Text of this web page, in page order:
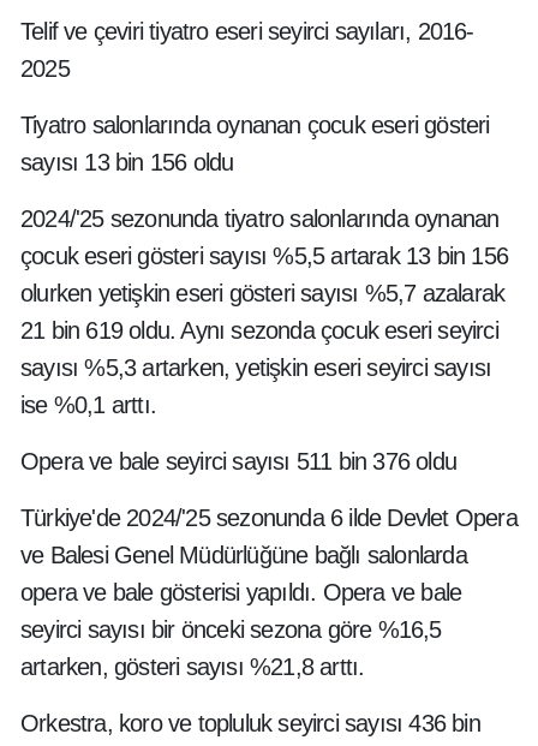
Telif ve çeviri tiyatro eseri seyirci sayıları, 2016-
2025
Tiyatro salonlarında oynanan çocuk eseri gösteri
sayısı 13 bin 156 oldu
2024/'25 sezonunda tiyatro salonlarında oynanan
çocuk eseri gösteri sayısı %5,5 artarak 13 bin 156
olurken yetişkin eseri gösteri sayısı %5,7 azalarak
21 bin 619 oldu. Aynı sezonda çocuk eseri seyirci
sayısı %5,3 artarken, yetişkin eseri seyirci sayısı
ise %0,1 arttı.
Opera ve bale seyirci sayısı 511 bin 376 oldu
Türkiye'de 2024/'25 sezonunda 6 ilde Devlet Opera
ve Balesi Genel Müdürlüğüne bağlı salonlarda
opera ve bale gösterisi yapıldı. Opera ve bale
seyirci sayısı bir önceki sezona göre %16,5
artarken, gösteri sayısı %21,8 arttı.
Orkestra, koro ve topluluk seyirci sayısı 436 bin